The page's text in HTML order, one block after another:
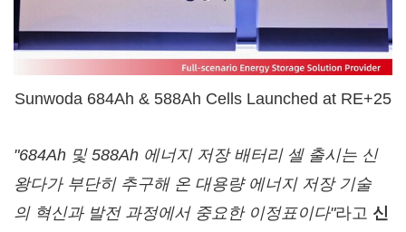
Sunwoda 684Ah & 588Ah Cells Launched at RE+25
"684Ah 및588Ah 에너지 저장 배터리 셀 출시는 신
왕다가 부단히 추구해 온 대용량 에너지 저장 기술
의 혁신과 발전 과정에서 중요한 이정표이다"라고 신